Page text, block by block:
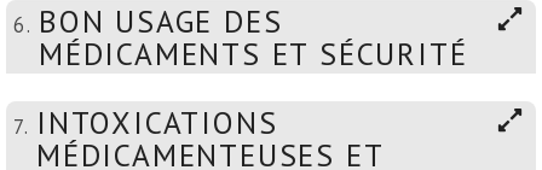
6. BON USAGE DES
MÉDICAMENTS ET SÉCURITÉ
7. INTOXICATIONS
MÉDICAMENTEUSES ET